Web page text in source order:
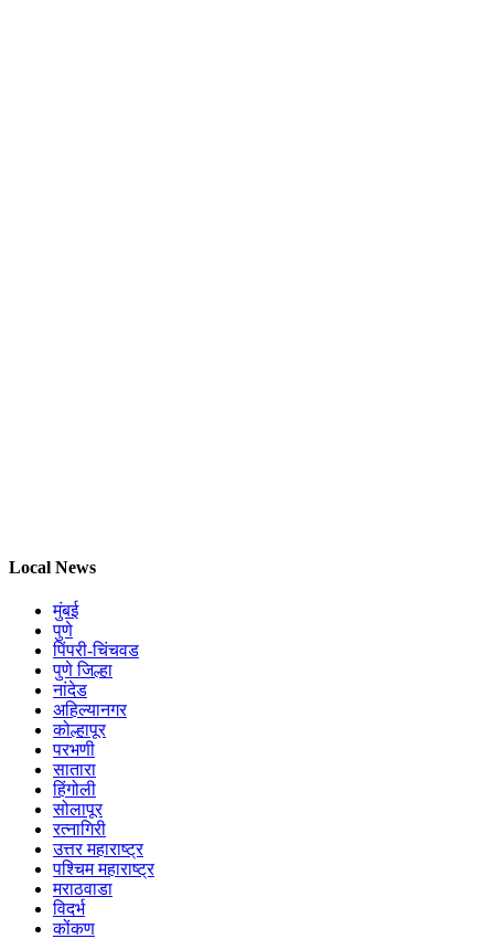
Local News
मुंबई
पुणे
पिंपरी-चिंचवड
पुणे जिल्हा
नांदेड
अहिल्यानगर
कोल्हापूर
परभणी
सातारा
हिंगोली
सोलापूर
रत्नागिरी
उत्तर महाराष्ट्र
पश्चिम महाराष्ट्र
मराठवाडा
विदर्भ
कोंकण